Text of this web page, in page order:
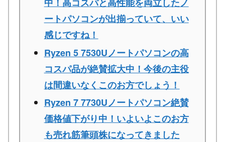
ートパソコンが出揃っていて、いい
感じですね！
Ryzen 5 7530Uノートパソコンの高
コスパ品が絶賛拡大中！今後の主役
は間違いなくこのお方でしょう！
Ryzen 7 7730Uノートパソコン絶賛
価格値下がり中！いよいよこのお方
も売れ筋筆頭株になってきました